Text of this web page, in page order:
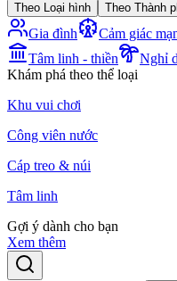
Theo Loại hình Theo Thành
Gia đình Cảm giác
Tâm linh - thiền
Nghỉ
Khám phá theo thể loại
Khu vui chơi
Công viên nước
Cáp treo & núi
Tâm linh
Gợi ý dành cho bạn
Xem thêm